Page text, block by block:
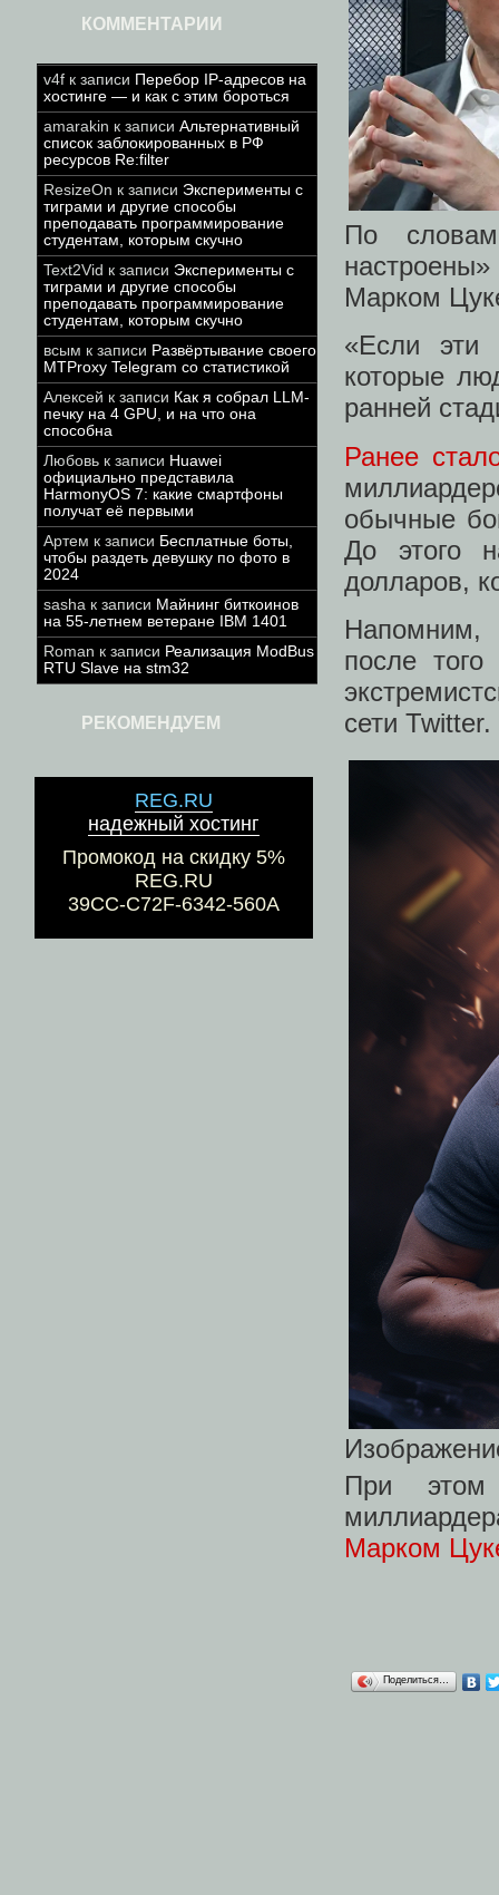
КОММЕНТАРИИ
v4f к записи Перебор IP-адресов на
хостинге — и как с этим бороться
amarakin к записи Альтернативный
список заблокированных в РФ
ресурсов Re:filter
ResizeOn к записи Эксперименты с
тиграми и другие способы
преподавать программирование
студентам, которым скучно
Text2Vid к записи Эксперименты с
тиграми и другие способы
преподавать программирование
студентам, которым скучно
всым к записи Развёртывание своего
MTProxy Telegram со статистикой
Алексей к записи Как я собрал LLM-
печку на 4 GPU, и на что она
способна
Любовь к записи Huawei
официально представила
HarmonyOS 7: какие смартфоны
получат её первыми
Артем к записи Бесплатные боты,
чтобы раздеть девушку по фото в
2024
sasha к записи Майнинг биткоинов
на 55-летнем ветеране IBM 1401
Roman к записи Реализация ModBus
RTU Slave на stm32
РЕКОМЕНДУЕМ
REG.RU
надежный хостинг
Промокод на скидку 5%
REG.RU
39CC-C72F-6342-560A
По
Марком
«Если эти
которые
ранней
Ранее
обычные
До этого
долларов,
после
сети Twitter.
При этом
Марком
Поделиться…